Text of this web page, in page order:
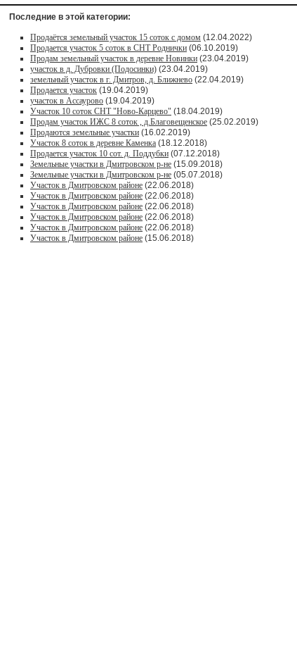
Последние в этой категории:
Продаётся земельный участок 15 соток с домом (12.04.2022)
Продается участок 5 соток в СНТ Роднички (06.10.2019)
Продам земельный участок в деревне Новинки (23.04.2019)
участок в д. Дубровки (Подосинки) (23.04.2019)
земельный участок в г. Дмитров, д. Ближнево (22.04.2019)
Продается участок (19.04.2019)
участок в Ассаурово (19.04.2019)
Участок 10 соток СНТ "Ново-Карцево" (18.04.2019)
Продам участок ИЖС 8 соток , д.Благовещенское (25.02.2019)
Продаются земельные участки (16.02.2019)
Участок 8 соток в деревне Каменка (18.12.2018)
Продается участок 10 сот. д. Поддубки (07.12.2018)
Земельные участки в Дмитровском р-не (15.09.2018)
Земельные участки в Дмитровском р-не (05.07.2018)
Участок в Дмитровском районе (22.06.2018)
Участок в Дмитровском районе (22.06.2018)
Участок в Дмитровском районе (22.06.2018)
Участок в Дмитровском районе (22.06.2018)
Участок в Дмитровском районе (22.06.2018)
Участок в Дмитровском районе (15.06.2018)